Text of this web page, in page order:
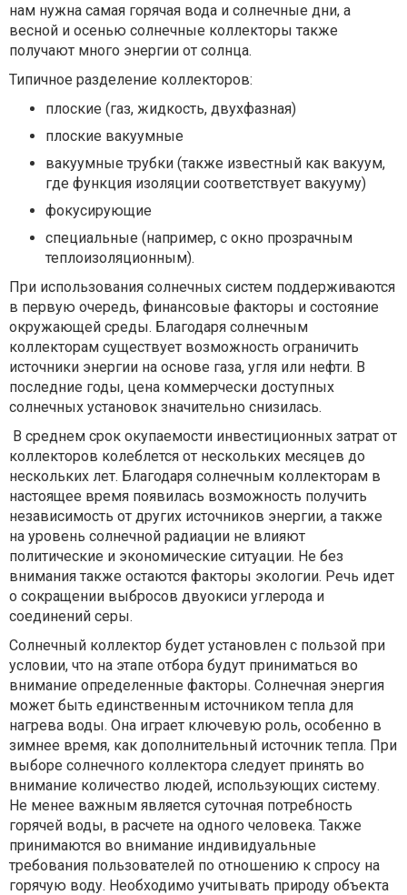
нам нужна самая горячая вода и солнечные дни, а
весной и осенью солнечные коллекторы также
получают много энергии от солнца.
Типичное разделение коллекторов:
плоские (газ, жидкость, двухфазная)
плоские вакуумные
вакуумные трубки (также известный как вакуум,
где функция изоляции соответствует вакууму)
фокусирующие
специальные (например, с окно прозрачным
теплоизоляционным).
При использования солнечных систем поддерживаются
в первую очередь, финансовые факторы и состояние
окружающей среды. Благодаря солнечным
коллекторам существует возможность ограничить
источники энергии на основе газа, угля или нефти. В
последние годы, цена коммерчески доступных
солнечных установок значительно снизилась.
В среднем срок окупаемости инвестиционных затрат от
коллекторов колеблется от нескольких месяцев до
нескольких лет. Благодаря солнечным коллекторам в
настоящее время появилась возможность получить
независимость от других источников энергии, а также
на уровень солнечной радиации не влияют
политические и экономические ситуации. Не без
внимания также остаются факторы экологии. Речь идет
о сокращении выбросов двуокиси углерода и
соединений серы.
Солнечный коллектор будет установлен с пользой при
условии, что на этапе отбора будут приниматься во
внимание определенные факторы. Солнечная энергия
может быть единственным источником тепла для
нагрева воды. Она играет ключевую роль, особенно в
зимнее время, как дополнительный источник тепла. При
выборе солнечного коллектора следует принять во
внимание количество людей, использующих систему.
Не менее важным является суточная потребность
горячей воды, в расчете на одного человека. Также
принимаются во внимание индивидуальные
требования пользователей по отношению к спросу на
горячую воду. Необходимо учитывать природу объекта